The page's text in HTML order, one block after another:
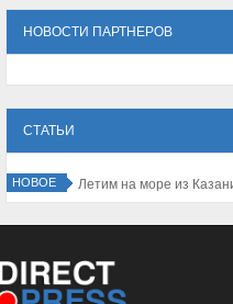
НОВОСТИ ПАРТНЕРОВ
СТАТЬИ
НОВОЕ Летим на море из